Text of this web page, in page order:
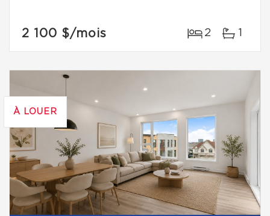
2 100 $/mois 2 1
À LOUER